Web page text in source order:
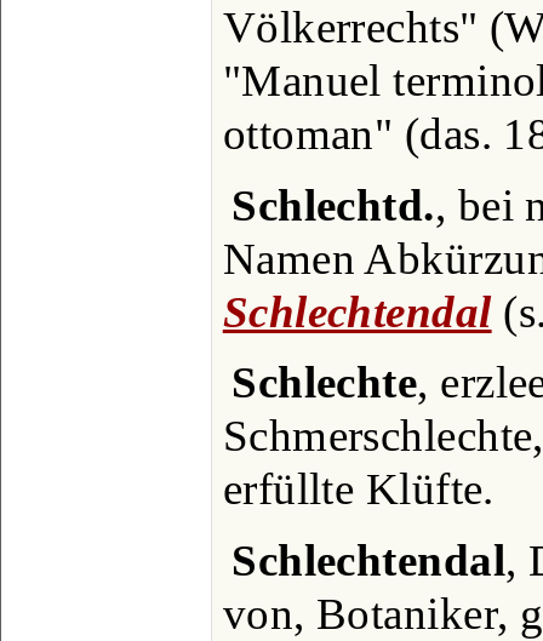
Völkerrechts"
"Manuel
ottoman" (das.
Schlechtd., bei
Namen
Schlechtendal
Schlechte,
erfüllte Klüfte.
Schlechtendal,
von, Botaniker,